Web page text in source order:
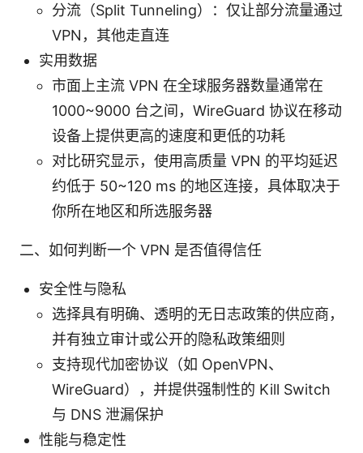
分流（Split Tunneling）：仅让部分流量通过
VPN，其他走直连
实用数据
市面上主流 VPN 在全球服务器数量通常在
1000~9000 台之间，WireGuard 协议在移动
设备上提供更高的速度和更低的功耗
对比研究显示，使用高质量 VPN 的平均延迟
约低于 50~120 ms 的地区连接，具体取决于
你所在地区和所选服务器
二、如何判断一个 VPN 是否值得信任
安全性与隐私
选择具有明确、透明的无日志政策的供应商，
并有独立审计或公开的隐私政策细则
支持现代加密协议（如 OpenVPN、
WireGuard），并提供强制性的 Kill Switch
与 DNS 泄漏保护
性能与稳定性